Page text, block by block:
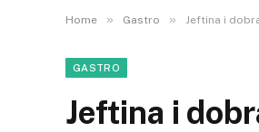
Home » Gastro » Jeftina i
GASTRO
Jeftina i